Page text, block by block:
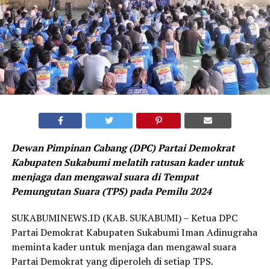
Dewan Pimpinan Cabang (DPC) Partai Demokrat
Kabupaten Sukabumi melatih ratusan kader untuk
menjaga dan mengawal suara di Tempat
Pemungutan Suara (TPS) pada Pemilu 2024
SUKABUMINEWS.ID (KAB. SUKABUMI) – Ketua DPC
Partai Demokrat Kabupaten Sukabumi Iman Adinugraha
meminta kader untuk menjaga dan mengawal suara
Partai Demokrat yang diperoleh di setiap TPS.